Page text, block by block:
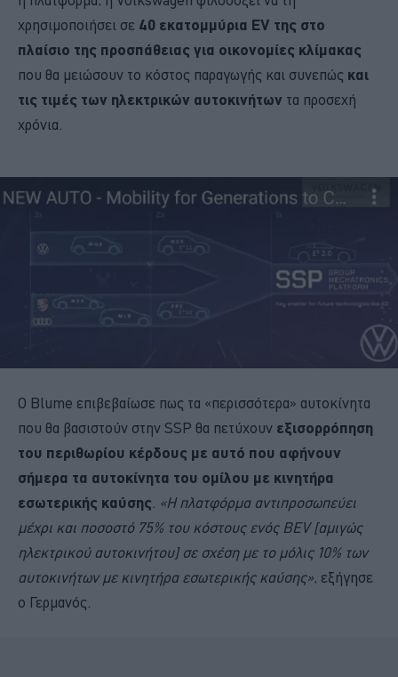
χρησιμοποιήσει σε 40 εκατομμύρια EV της στο
πλαίσιο της προσπάθειας για οικονομίες κλίμακας
που θα μειώσουν το κόστος παραγωγής και συνεπώς και
τις τιμές των ηλεκτρικών αυτοκινήτων τα προσεχή
χρόνια.
Ο Blume επιβεβαίωσε πως τα «περισσότερα» αυτοκίνητα
που θα βασιστούν στην SSP θα πετύχουν εξισορρόπηση
του περιθωρίου κέρδους με αυτό που αφήνουν
σήμερα τα αυτοκίνητα του ομίλου με κινητήρα
εσωτερικής καύσης. «Η πλατφόρμα αντιπροσωπεύει
μέχρι και ποσοστό 75% του κόστους ενός BEV [αμιγώς
ηλεκτρικού αυτοκινήτου] σε σχέση με το μόλις 10% των
αυτοκινήτων με κινητήρα εσωτερικής καύσης», εξήγησε
ο Γερμανός.